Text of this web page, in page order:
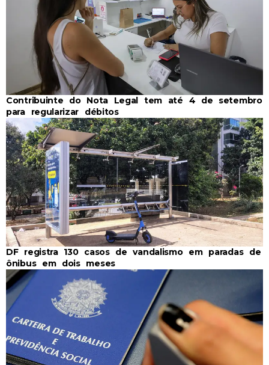
Contribuinte do Nota Legal tem até 4 de setembro
para regularizar débitos
DF registra 130 casos de vandalismo em paradas de
ônibus em dois meses